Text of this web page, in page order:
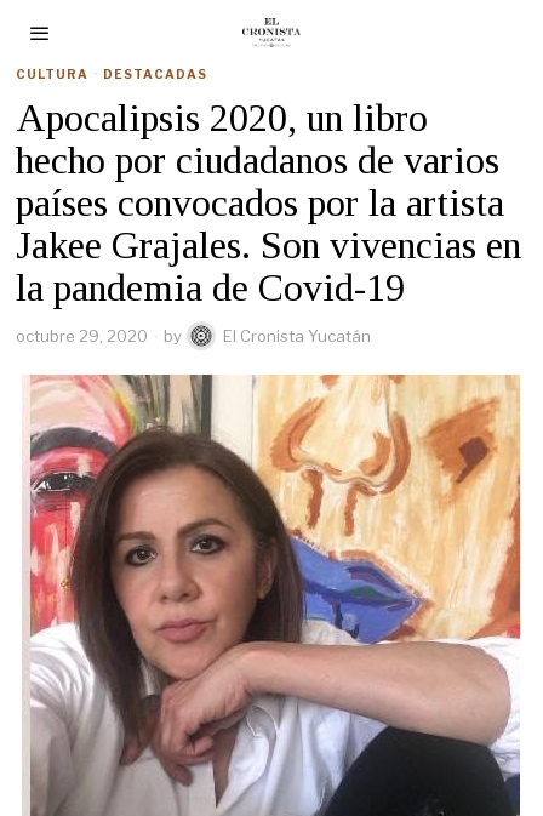
CULTURA · DESTACADAS
Apocalipsis 2020, un libro
hecho por ciudadanos de varios
países convocados por la artista
Jakee Grajales. Son vivencias en
la pandemia de Covid-19
octubre 29, 2020 by El Cronista Yucatán